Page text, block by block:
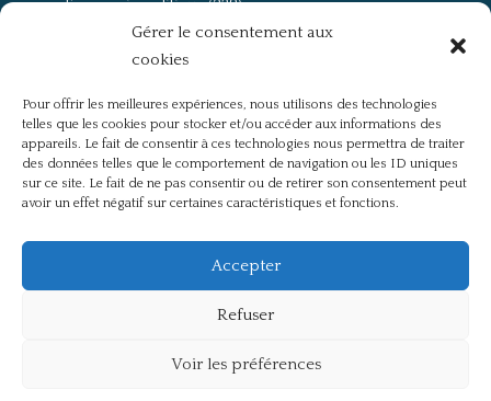
Gérer le consentement aux
cookies
Pour offrir les meilleures expériences, nous utilisons des technologies
telles que les cookies pour stocker et/ou accéder aux informations des
appareils. Le fait de consentir à ces technologies nous permettra de traiter
des données telles que le comportement de navigation ou les ID uniques
sur ce site. Le fait de ne pas consentir ou de retirer son consentement peut
avoir un effet négatif sur certaines caractéristiques et fonctions.
Accepter
Refuser
Voir les préférences
Economie politique(238)
(168)
La guerre, la Résistance et la Déportation
Non classé(42)
Partis politiques, intelligentsia, médias(750)
Présentation(4)
Références(57)